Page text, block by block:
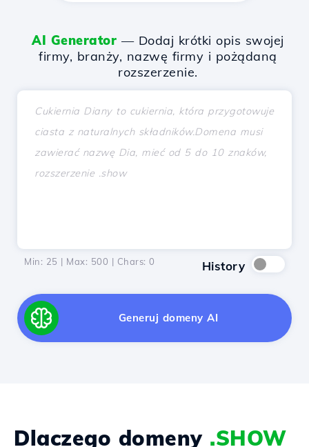
AI Generator — Dodaj krótki opis swojej
firmy, branży, nazwę firmy i pożądaną
rozszerzenie.
Min: 25 | Max: 500 | Chars: 0 History
Generuj domeny AI
Dlaczego domeny .SHOW